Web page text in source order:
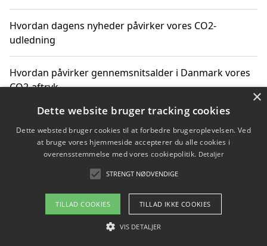
Hvordan dagens nyheder påvirker vores CO2-
udledning
Hvordan påvirker gennemsnitsalder i Danmark vores
CO2-aftryk
Hvordan nyheder om CO2-udledning påvirker vores
hverdag
Om / kontakt
Blog Betingelser
×
Dette website bruger tracking cookies
Dette websted bruger cookies til at forbedre brugeroplevelsen. Ved
at bruge vores hjemmeside accepterer du alle cookies i
overensstemmelse med vores cookiepolitik. Detaljer
STRENGT NØDVENDIGE
TILLAD COOKIES TILLAD IKKE COOKIES
VIS DETALJER